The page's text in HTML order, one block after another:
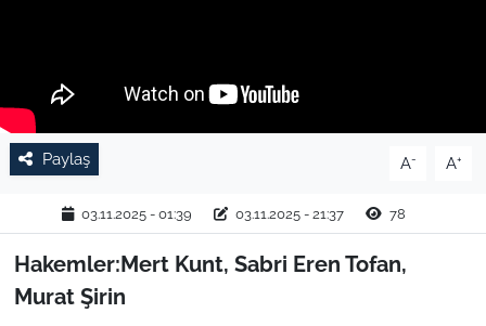
Paylaş A- A+
03.11.2025 - 01:39 03.11.2025 - 21:37 78
Hakemler:Mert Kunt, Sabri Eren Tofan,
Murat Şirin
RESMİ İLAN
SPOR
YAŞAM
EDİRNE
TEKİRDAĞ